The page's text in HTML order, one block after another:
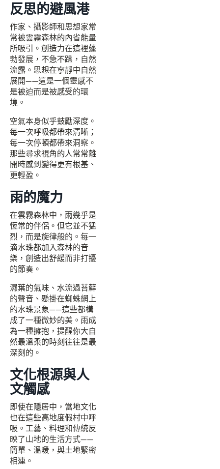
反思的避風港
作家、攝影師和思想家常
常被雲霧森林的內省能量
所吸引。創造力在這裡蓬
勃發展，不急不躁，自然
流露。思想在寧靜中自然
展開——這是一個靈感不
是被迫而是被感受的環
境。
空氣本身似乎鼓勵深度。
每一次呼吸都帶來清晰；
每一次停頓都帶來洞察。
那些尋求視角的人常常離
開時感到變得更有根基、
更輕盈。
雨的魔力
在雲霧森林中，雨幾乎是
恆常的伴侶。但它並不猛
烈，而是旋律般的。每一
滴水珠都加入森林的音
樂，創造出舒緩而非打擾
的節奏。
濕葉的氣味、水流過苔蘚
的聲音、懸掛在蜘蛛網上
的水珠景象——這些都構
成了一種微妙的美。雨成
為一種擁抱，提醒你大自
然最溫柔的時刻往往是最
深刻的。
文化根源與人
文觸感
即使在隱居中，當地文化
也在這些高地度假村中呼
吸。工藝、料理和傳統反
映了山地的生活方式——
簡單、溫暖，與土地緊密
相連。